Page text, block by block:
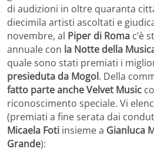
di audizioni in oltre quaranta
diecimila artisti ascoltati e
novembre, al Piper di Roma c’è
annuale con la Notte della
quale sono stati premiati i
presieduta da Mogol. Della
fatto parte anche Velvet Music
riconoscimento speciale. Vi
(premiati a fine serata dai
Micaela Foti insieme a Gianluca
Grande):